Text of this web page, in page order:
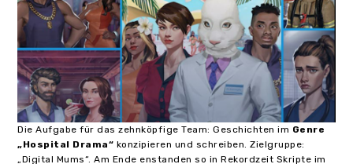
Die Aufgabe für das zehnköpfige Team: Geschichten im Genre
„Hospital Drama“ konzipieren und schreiben. Zielgruppe:
„Digital Mums“. Am Ende enstanden so in Rekordzeit Skripte im